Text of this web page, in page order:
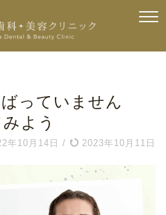
っていません
よう
年10月14日 / 2023年10月11日